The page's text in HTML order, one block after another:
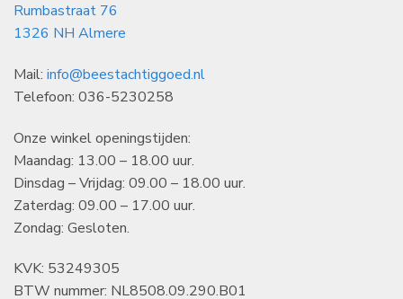
Rumbastraat 76
1326 NH Almere
Mail: info@beestachtiggoed.nl
Telefoon: 036-5230258
Onze winkel openingstijden:
Maandag: 13.00 – 18.00 uur.
Dinsdag – Vrijdag: 09.00 – 18.00 uur.
Zaterdag: 09.00 – 17.00 uur.
Zondag: Gesloten.
KVK: 53249305
BTW nummer: NL8508.09.290.B01